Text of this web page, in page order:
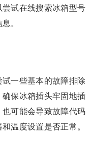
试在线搜索冰箱型号
。
一些基本的故障排除
保冰箱插头牢固地插
可能会导致故障代码
温度设置是否正常。